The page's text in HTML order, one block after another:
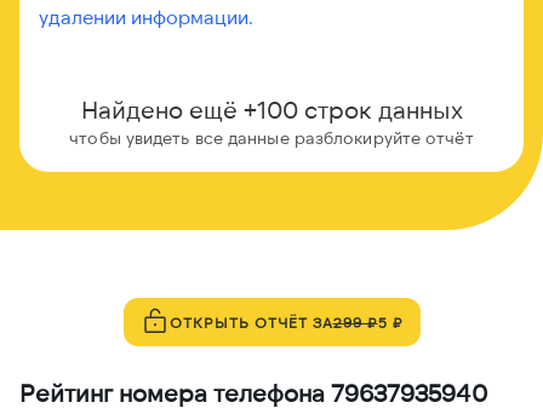
удалении информации.
Найдено ещё +100 строк данных
чтобы увидеть все данные разблокируйте отчёт
ОТКРЫТЬ ОТЧЁТ ЗА299 ₽5 ₽
Рейтинг номера телефона 79637935940